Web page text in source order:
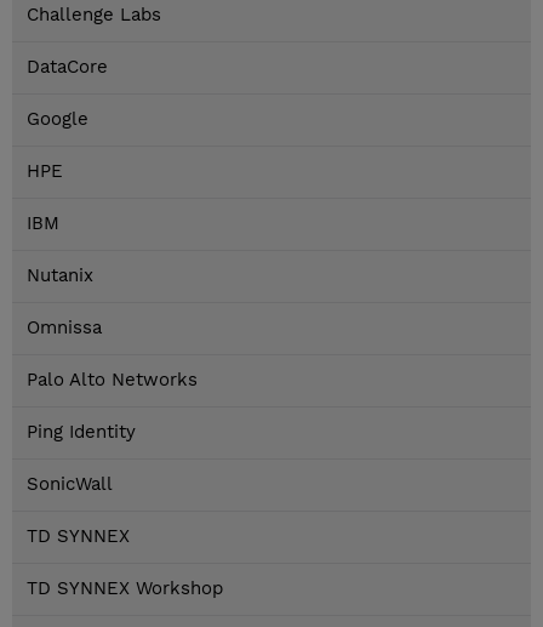
Challenge Labs
DataCore
Google
HPE
IBM
Nutanix
Omnissa
Palo Alto Networks
Ping Identity
SonicWall
TD SYNNEX
TD SYNNEX Workshop